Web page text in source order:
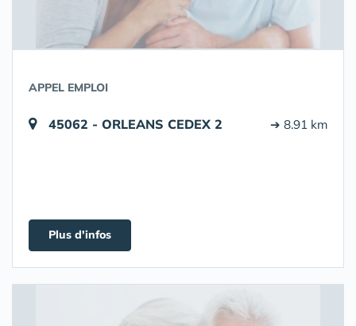
APPEL EMPLOI
45062 - ORLEANS CEDEX 2 ➔ 8.91 km
Plus d'infos